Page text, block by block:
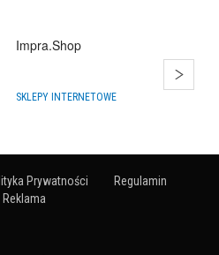
Impra.Shop
SKLEPY INTERNETOWE
Prywatności
Regulamin
Reklama